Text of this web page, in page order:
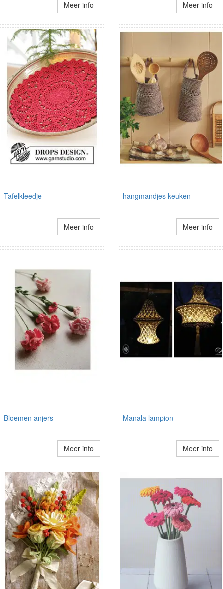
Meer info Meer info
Tafelkleedje
Meer info
hangmandjes keuken
Meer info
Bloemen anjers
Meer info
Manala lampion
Meer info